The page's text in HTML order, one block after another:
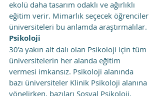
ekolü daha tasarım odaklı ve ağırlıklı
eğitim verir. Mimarlık seçecek öğrenciler
üniversiteleri bu anlamda araştırmalılar.
Psikoloji
30’a yakın alt dalı olan Psikoloji için tüm
üniversitelerin her alanda eğitim
vermesi imkansız. Psikoloji alanında
bazı üniversiteler Klinik Psikoloji alanına
yönelirken, bazıları Sosyal Psikoloji,